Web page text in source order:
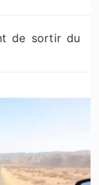
de sortir du